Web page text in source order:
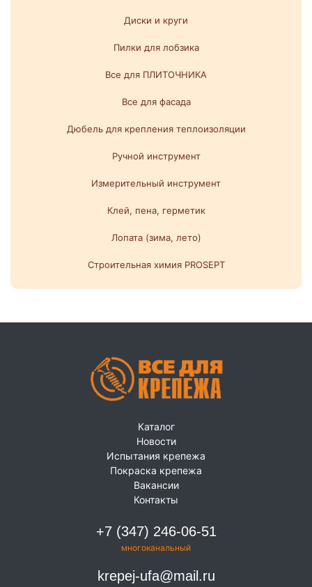
Диски и круги
Пилки для лобзика
Все для ПЛИТОЧНИКА
Все для фасада
Дюбель для крепления теплоизоляции
Ручной инструмент
Измерительный инструмент
Клей, пена, герметик
Лопата (зима, лето)
Строительная химия PROSEPT
Каталог
Новости
Испытания крепежа
Покраска крепежа
Вакансии
Контакты
+7 (347) 246-06-51
многоканальный
krepej-ufa@mail.ru